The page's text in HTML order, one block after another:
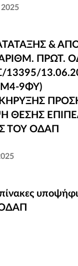
2025
&
ΠΡΩΤ.
13.06.2025
9ΦΥ)
ΓΙΑ ΤΗΝ
&
ΠΡΩΤ.
9ΦΥ)
ΘΕΣΗΣ
ΤΟΥ ΟΔΑΠ